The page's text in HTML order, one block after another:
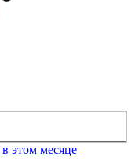
в этом месяце